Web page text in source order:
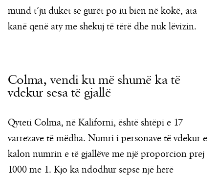
mund t’ju duket se gurët po iu bien në kokë, ata
kanë qenë aty me shekuj të tërë dhe nuk lëvizin.
Colma, vendi ku më shumë ka të
vdekur sesa të gjallë
Qyteti Colma, në Kaliforni, është shtëpi e 17
varrezave të mëdha. Numri i personave të vdekur e
kalon numrin e të gjallëve me një proporcion prej
1000 me 1. Kjo ka ndodhur sepse një herë